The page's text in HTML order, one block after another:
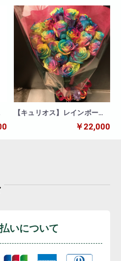
【キュリオス】レインボーロ
￥22,000
いについて